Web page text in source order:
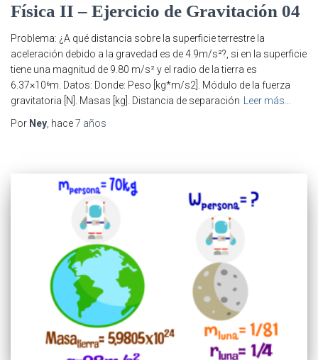
Física II – Ejercicio de Gravitación 04
Problema: ¿A qué distancia sobre la superficie terrestre la
aceleración debido a la gravedad es de 4.9m/s²?, si en la superficie
tiene una magnitud de 9.80 m/s² y el radio de la tierra es
6.37×10⁶m. Datos: Donde: Peso [kg*m/s2]. Módulo de la fuerza
gravitatoria [N]. Masas [kg]. Distancia de separación
Leer más…
Por Ney , hace7 años